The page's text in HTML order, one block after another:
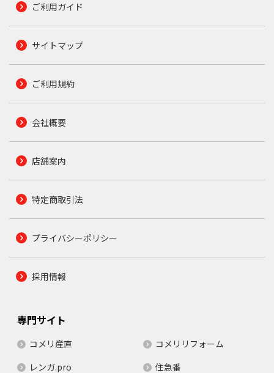
ご利用ガイド
サイトマップ
ご利用規約
会社概要
店舗案内
特定商取引法
プライバシーポリシー
採用情報
専門サイト
コメリ産直
コメリリフォーム
レンガ.pro
住急番